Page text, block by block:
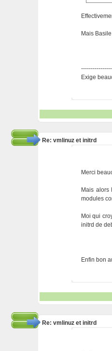
Mais
Exige
Re: vmlinuz et initrd
Merci
Mais alors
modules
Moi qui
initrd de
Enfin bon
Re: vmlinuz et initrd